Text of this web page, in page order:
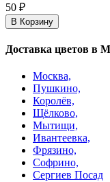
50 ₽
В Корзину
Доставка цветов в
Москва,
Пушкино,
Королёв,
Щёлково,
Мытищи,
Ивантеевка,
Фрязино,
Софрино,
Сергиев Посад